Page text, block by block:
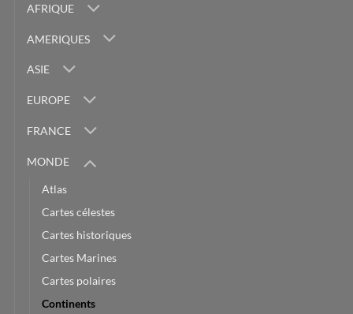
AFRIQUE
AMERIQUES
ASIE
EUROPE
FRANCE
MONDE
Atlas
Cartes célestes
Cartes historiques
Cartes Marines
Cartes polaires
Continents